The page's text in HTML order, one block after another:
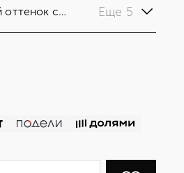
с
Еще 5